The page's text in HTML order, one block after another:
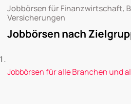
Jobbörsen für Finanzwirtschaft,
Versicherungen
Jobbörsen nach
Jobbörsen für alle Branchen und